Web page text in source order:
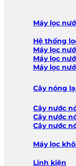
Máy lọc
Hệ thống
Máy lọc
Máy lọc
Máy lọc
Cây nóng
Cây nước
Cây nước
Cây nước
Máy lọc
Linh kiện